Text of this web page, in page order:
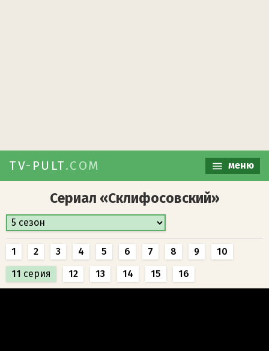
TV-PULT.COM меню
Сериал «Склифосовский»
1 2 3 4 5 6 7 8 9
10
11 серия 12 13 14 15 16